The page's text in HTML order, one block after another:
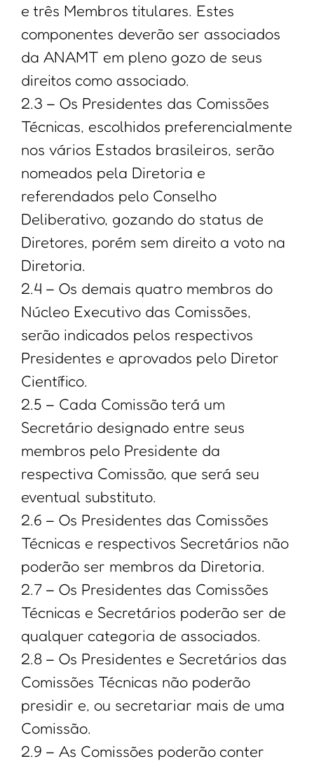
e três Membros titulares. Estes
componentes deverão ser associados
da ANAMT em pleno gozo de seus
direitos como associado.
2.3 – Os Presidentes das Comissões
Técnicas, escolhidos preferencialmente
nos vários Estados brasileiros, serão
nomeados pela Diretoria e
referendados pelo Conselho
Deliberativo, gozando do status de
Diretores, porém sem direito a voto na
Diretoria.
2.4 – Os demais quatro membros do
Núcleo Executivo das Comissões,
serão indicados pelos respectivos
Presidentes e aprovados pelo Diretor
Científico.
2.5 – Cada Comissão terá um
Secretário designado entre seus
membros pelo Presidente da
respectiva Comissão, que será seu
eventual substituto.
2.6 – Os Presidentes das Comissões
Técnicas e respectivos Secretários não
poderão ser membros da Diretoria.
2.7 – Os Presidentes das Comissões
Técnicas e Secretários poderão ser de
qualquer categoria de associados.
2.8 – Os Presidentes e Secretários das
Comissões Técnicas não poderão
presidir e, ou secretariar mais de uma
Comissão.
2.9 – As Comissões poderão conter